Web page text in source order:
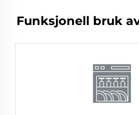
Funksjonell bruk